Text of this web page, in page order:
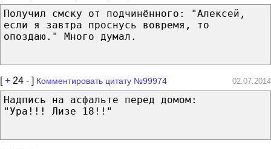
Получил смску от подчинённого: "Алексей,
если я завтра проснусь вовремя, то
опоздаю." Много думал.
[+ 24 - ] Комментировать цитату №99974 02.07.2014
Надпись на асфальте перед домом:
"Ура!!! Лизе 18!!"